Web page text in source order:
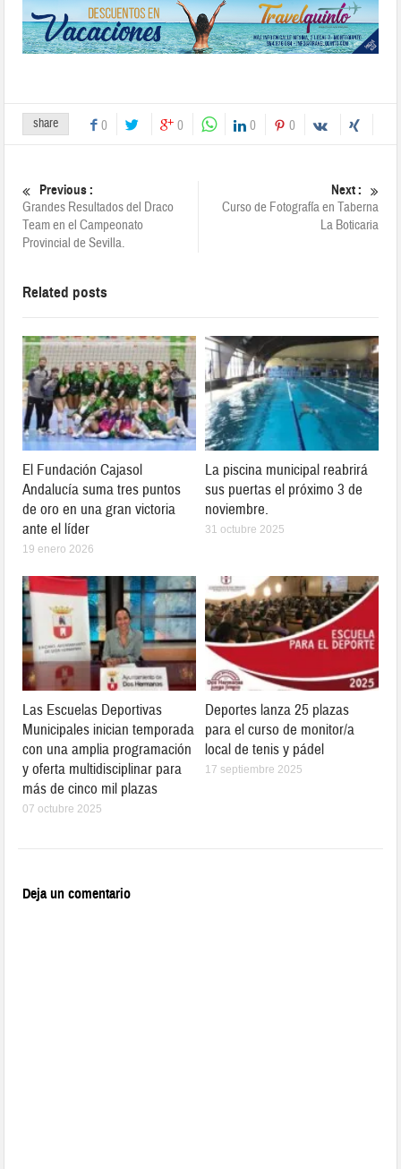
share 0 0 0 0
Previous :
Grandes Resultados del Draco
Team en el Campeonato
Provincial de Sevilla.
Next :
Curso de Fotografía en Taberna
La Boticaria
Related posts
El Fundación Cajasol
Andalucía suma tres puntos
de oro en una gran victoria
ante el líder
19 enero 2026
La piscina municipal reabrirá
sus puertas el próximo 3 de
noviembre.
31 octubre 2025
Las Escuelas Deportivas
Municipales inician temporada
con una amplia programación
y oferta multidisciplinar para
más de cinco mil plazas
07 octubre 2025
Deportes lanza 25 plazas
para el curso de monitor/a
local de tenis y pádel
17 septiembre 2025
Deja un comentario